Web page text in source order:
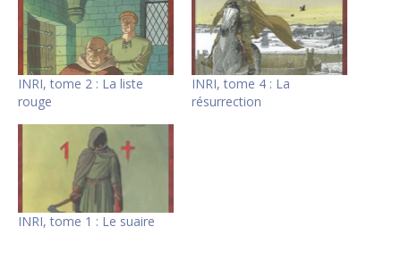
INRI, tome 2 : La liste
rouge
INRI, tome 4 : La
résurrection
INRI, tome 1 : Le suaire